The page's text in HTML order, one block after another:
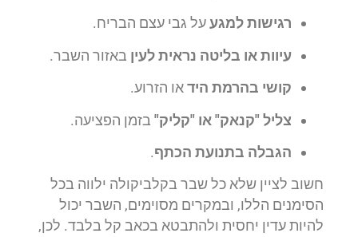
רגישות למגעעל גבי עצם הבריח.
עיוות או בליטה נראית לעין באזור השבר.
קושי בהרמת הידאו הזרוע.
צליל "קנאק" או "קליק" בזמן הפציעה.
הגבלה בתנועת הכתף.
חשוב לציין שלא כל שבר בקלביקולה ילווה בכל
הסימנים הללו, ובמקרים מסוימים, השבר יכול
להיות עדין יחסית ולהתבטא בכאב קל בלבד. לכן,